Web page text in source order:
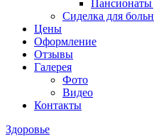
Пансионаты
Сиделка для
Цены
Оформление
Отзывы
Галерея
Фото
Видео
Контакты
Здоровье